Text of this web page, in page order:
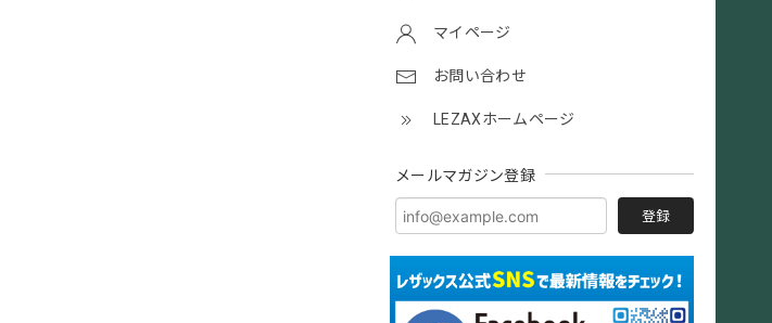
マイページ
お問い合わせ
LEZAXホームページ
メールマガジン登録
登録